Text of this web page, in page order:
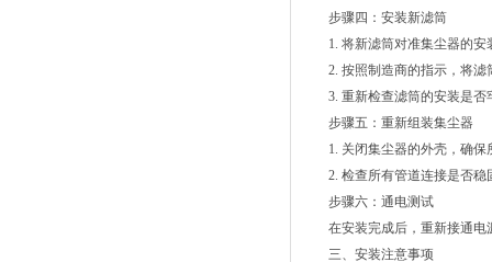
步骤四：安装新滤筒
1. 将新滤筒对准集尘器的安
2. 按照制造商的指示，将滤
3. 重新检查滤筒的安装是否
步骤五：重新组装集尘器
1. 关闭集尘器的外壳，确保
2. 检查所有管道连接是否稳
步骤六：通电测试
在安装完成后，重新接通电
三、安装注意事项